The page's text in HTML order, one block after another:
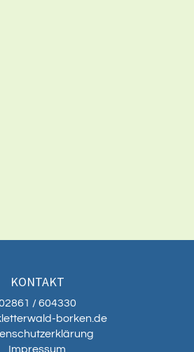
KONTAKT
/ 604330
borken.de
Impressum